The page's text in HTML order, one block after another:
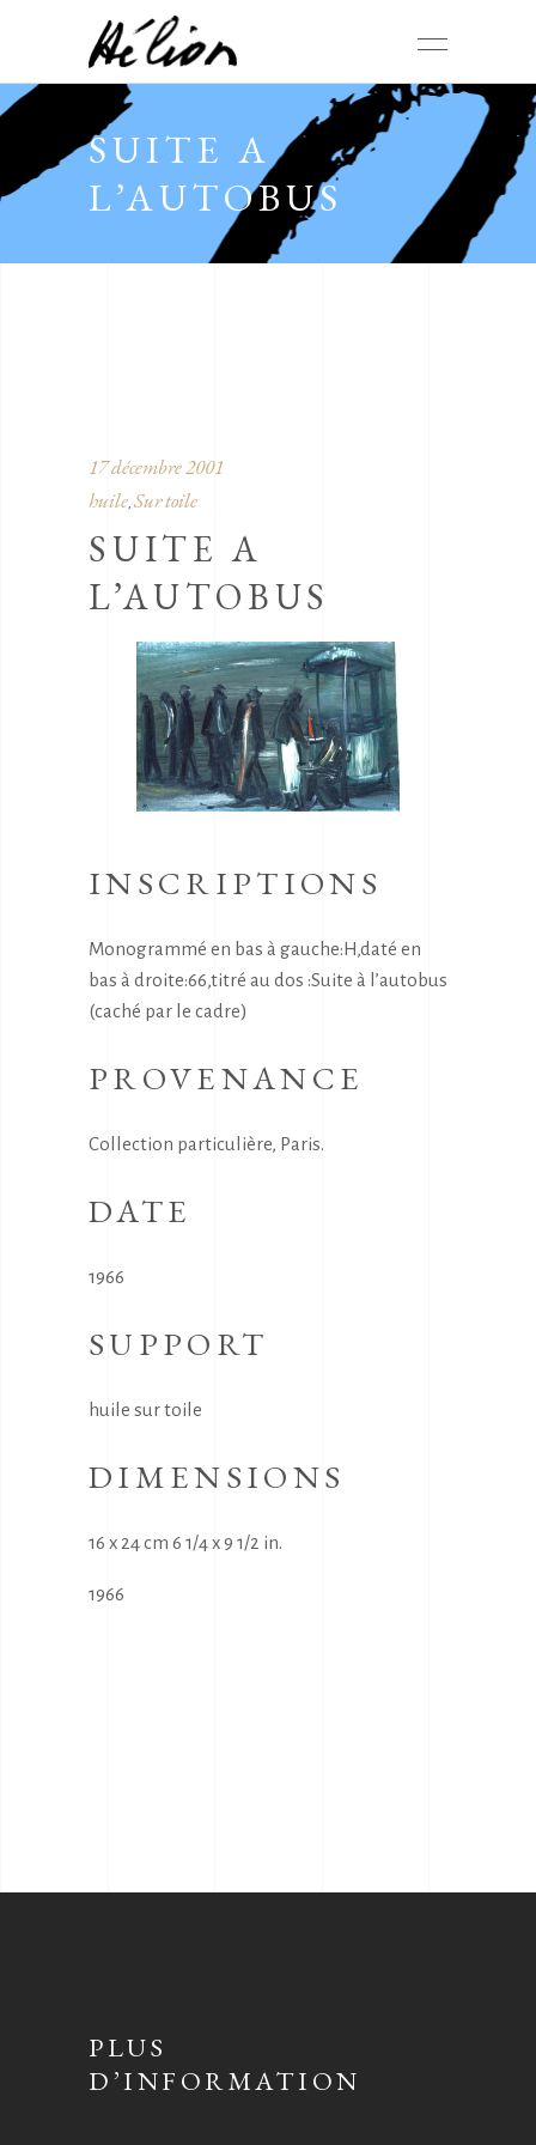
SUITE A
L’AUTOBUS
17 décembre 2001
huile, Sur toile
SUITE A
L’AUTOBUS
INSCRIPTIONS
Monogrammé en bas à gauche:H,daté en
bas à droite:66,titré au dos :Suite à l’autobus
(caché par le cadre)
PROVENANCE
Collection particulière, Paris.
DATE
1966
SUPPORT
huile sur toile
DIMENSIONS
16 x 24 cm 6 1/4 x 9 1/2 in.
1966
PLUS
D’INFORMATION